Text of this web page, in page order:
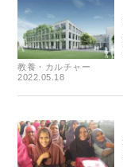
教養・カルチャー
2022.05.18